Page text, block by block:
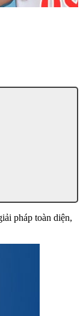
pháp toàn diện,